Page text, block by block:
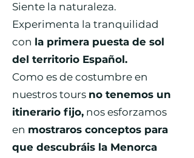
Siente la naturaleza.
Experimenta la tranquilidad
con la primera puesta de sol
del territorio Español.
Como es de costumbre en
nuestros tours no tenemos un
itinerario fijo, nos esforzamos
en mostraros conceptos para
que descubráis la Menorca